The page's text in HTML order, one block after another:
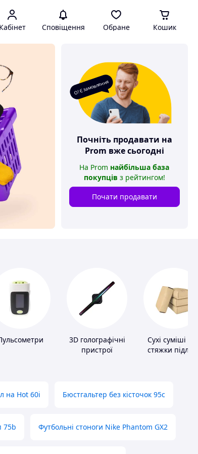
Кабінет Сповіщення Обране Кошик
О! Є замовлення
Почніть продавати на
Prom вже сьогодні
На Prom найбільша база
покупців з рейтингом!
Почати продавати
3D голографічні
пристрої
Сухі суміші
стяжки
на Hot 60i Бюстгальтер без кісточок 95с
75b Футбольні стоноги Nike Phantom GX2